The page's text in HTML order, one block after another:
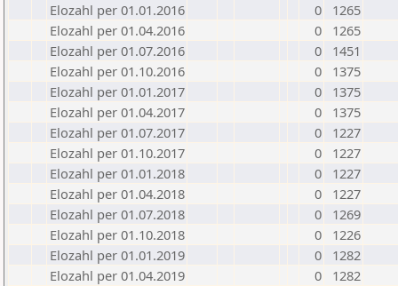
Elozahl per 01.01.2016
0
1265
Elozahl per 01.04.2016
0
1265
Elozahl per 01.07.2016
0
1451
Elozahl per 01.10.2016
0
1375
Elozahl per 01.01.2017
0
1375
Elozahl per 01.04.2017
0
1375
Elozahl per 01.07.2017
0
1227
Elozahl per 01.10.2017
0
1227
Elozahl per 01.01.2018
0
1227
Elozahl per 01.04.2018
0
1227
Elozahl per 01.07.2018
0
1269
Elozahl per 01.10.2018
0
1226
Elozahl per 01.01.2019
0
1282
Elozahl per 01.04.2019
0
1282